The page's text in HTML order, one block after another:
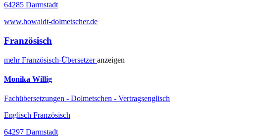
64285 Darmstadt
www.howaldt-dolmetscher.de
Französisch
mehrFranzösisch-Übersetzeranzeigen
Monika Willig
Fachübersetzungen - Dolmetschen - Vertragsenglisch
Englisch Französisch
64297 Darmstadt